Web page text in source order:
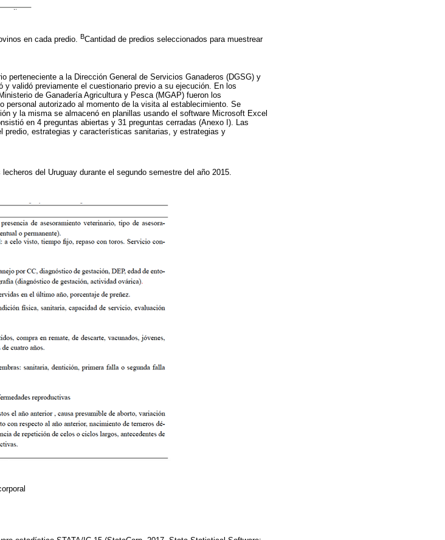
en cada predio. BCantidad de predios seleccionados para muestrear
perteneciente a la Dirección General de Servicios Ganaderos (DGSG) y
y validó previamente el cuestionario previo a su ejecución. En los
de Ganadería Agricultura y Pesca (MGAP) fueron los
personal autorizado al momento de la visita al establecimiento. Se
y la misma se almacenó en planillas usando el software Microsoft Excel
en 4 preguntas abiertas y 31 preguntas cerradas (Anexo I). Las
predio, estrategias y características sanitarias, y estrategias y
del Uruguay durante el segundo semestre del año 2015.